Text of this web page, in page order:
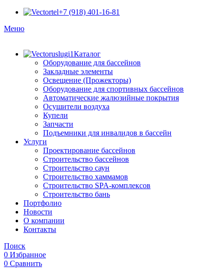
+7 (918) 401-16-81
Меню
Каталог
Оборудование для бассейнов
Закладные элементы
Освещение (Прожекторы)
Оборудование для спортивных бассейнов
Автоматические жалюзийные покрытия
Осушители воздуха
Купели
Запчасти
Подъемники для инвалидов в бассейн
Услуги
Проектирование бассейнов
Строительство бассейнов
Строительство саун
Строительство хаммамов
Строительство SPA-комплексов
Строительство бань
Портфолио
Новости
O компании
Контакты
Поиск
0 Избранное
0 Сравнить